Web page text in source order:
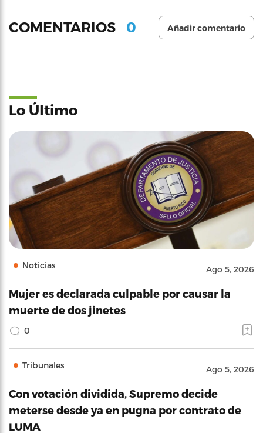
COMENTARIOS 0 Añadir comentario
Lo Último
Noticias Ago 5, 2026
Mujer es declarada culpable por causar la
muerte de dos jinetes
0
Tribunales Ago 5, 2026
Con votación dividida, Supremo decide
meterse desde ya en pugna por contrato de
LUMA